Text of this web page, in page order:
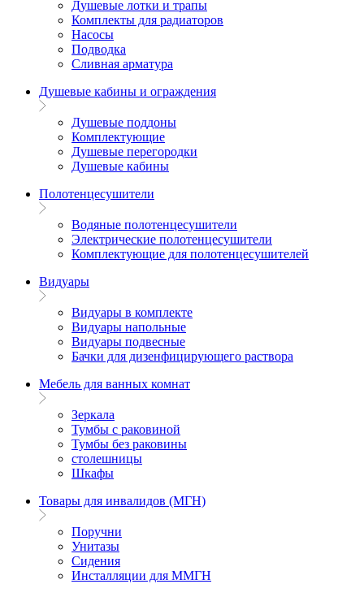
Душевые лотки и трапы
Комплекты для радиаторов
Насосы
Подводка
Сливная арматура
Душевые кабины и ограждения
Душевые поддоны
Комплектующие
Душевые перегородки
Душевые кабины
Полотенцесушители
Водяные полотенцесушители
Электрические полотенцесушители
Комплектующие для полотенцесушителей
Видуары
Видуары в комплекте
Видуары напольные
Видуары подвесные
Бачки для дизенфицирующего раствора
Мебель для ванных комнат
Зеркала
Тумбы с раковиной
Тумбы без раковины
столешницы
Шкафы
Товары для инвалидов (МГН)
Поручни
Унитазы
Сидения
Инсталляции для ММГН